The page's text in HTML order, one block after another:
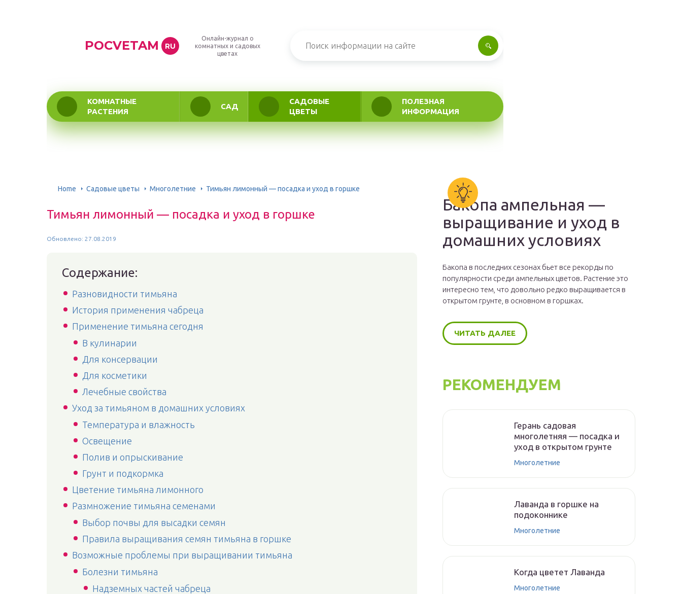
POCVETAM RU
Онлайн-журнал о
комнатных и садовых
цветах
КОМНАТНЫЕ
РАСТЕНИЯ
САД
САДОВЫЕ
ЦВЕТЫ
ПОЛЕЗНАЯ
ИНФОРМАЦИЯ
Home Садовые цветы Многолетние Тимьян лимонный — посадка и уход в горшке
Тимьян лимонный — посадка и уход в горшке
Обновлено: 27.08.2019
Содержание:
Разновидности тимьяна
История применения чабреца
Применение тимьяна сегодня
В кулинарии
Для консервации
Для косметики
Лечебные свойства
Уход за тимьяном в домашних условиях
Температура и влажность
Освещение
Полив и опрыскивание
Грунт и подкормка
Цветение тимьяна лимонного
Размножение тимьяна семенами
Выбор почвы для высадки семян
Правила выращивания семян тимьяна в горшке
Возможные проблемы при выращивании тимьяна
Болезни тимьяна
Надземных частей чабреца
Бакопа ампельная —
выращивание и уход в
домашних условиях
Бакопа в последних сезонах бьет все рекорды по
популярности среди ампельных цветов. Растение это
интересно тем, что довольно редко выращивается в
открытом грунте, в основном в горшках.
ЧИТАТЬ ДАЛЕЕ
РЕКОМЕНДУЕМ
Герань садовая
многолетняя — посадка и
уход в открытом грунте
Многолетние
Лаванда в горшке на
подоконнике
Многолетние
Когда цветет Лаванда
Многолетние